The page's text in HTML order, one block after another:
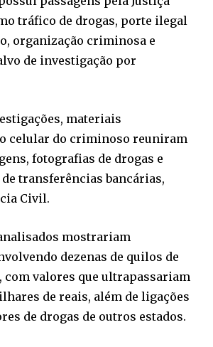
tráfico de drogas, porte ilegal
organização criminosa e
de investigação por
materiais
celular do criminoso reuniram
fotografias de drogas e
transferências bancárias,
Civil.
mostrariam
dezenas de quilos de
com valores que ultrapassariam
de reais, além de ligações
de drogas de outros estados.